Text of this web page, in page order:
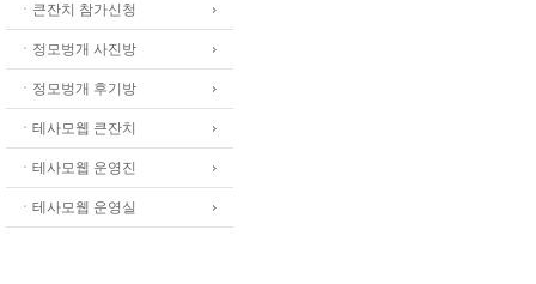
ㆍ큰잔치 참가신청
ㆍ정모벙개 사진방
ㆍ정모벙개 후기방
ㆍ테사모웹 큰잔치
ㆍ테사모웹 운영진
ㆍ테사모웹 운영실